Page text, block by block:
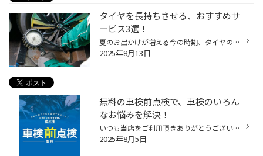
タイヤを長持ちさせる、おすすめサ
ービス3選！
夏のお出かけが増える今の時期、タイヤのトラブルが多く発生します。 安全に過ごすためにより長く、より良い状態で、ご使用頂くためのタイヤ点検をおススメしております。 タイヤに関する、おすすめ点検・作業のご紹介！ ① タイヤ点検/空気圧充填 皆さん、クルマにお乗りになる際、タイヤの状態を...
2025年8月13日
無料の車検前点検で、車検のいろん
なお悩みを解決！
いつも当店をご利用頂きありがとうございます。 今回は、「車検」をよりお得にお受けいただくために、 コクピット/タイヤ館がオススメする「車検前点検」についてご紹介いたします。 【車検前点検は、出費を集中させない、かしこい車検の受け方】 ・車検って何？車検って良く分からない！ ・はじめ...
2025年8月5日